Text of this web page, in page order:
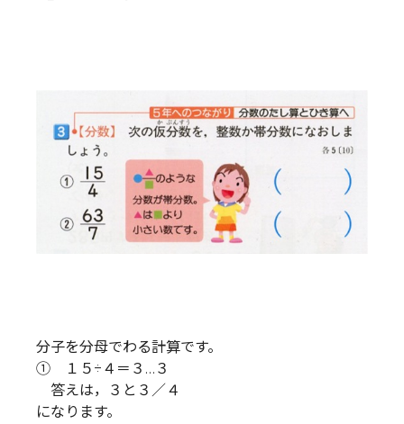
分子を分母でわる計算です。
① １５÷４＝３…３
答えは，３と３／４
になります。